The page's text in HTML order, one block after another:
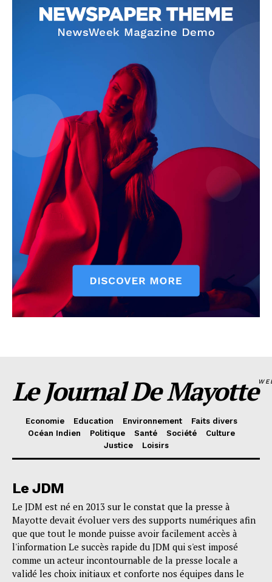
Le Journal De Mayotte
Economie Education Environnement
Faits divers
Océan Indien
Politique Santé Société
Culture
Justice
Loisirs
Le JDM
Le JDM est né en 2013 sur le constat que la presse à
Mayotte devait évoluer vers des supports numériques afin
que que tout le monde puisse avoir facilement accès à
l'information Le succès rapide du JDM qui s'est imposé
comme un acteur incontournable de la presse locale a
validé les choix initiaux et conforte nos équipes dans le